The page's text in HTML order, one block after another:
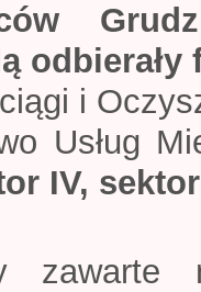
odbierały
i
Usług
IV,